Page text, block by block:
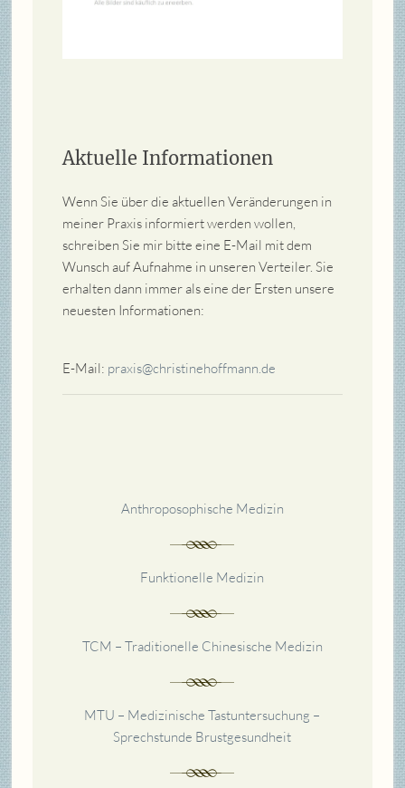
Aktuelle Informationen
Wenn Sie über die aktuellen Veränderungen in
meiner Praxis informiert werden wollen,
schreiben Sie mir bitte eine E-Mail mit dem
Wunsch auf Aufnahme in unseren Verteiler. Sie
erhalten dann immer als eine der Ersten unsere
neuesten Informationen:
E-Mail: praxis@christinehoffmann.de
Anthroposophische Medizin
Funktionelle Medizin
TCM – Traditionelle Chinesische Medizin
MTU – Medizinische Tastuntersuchung –
Sprechstunde Brustgesundheit